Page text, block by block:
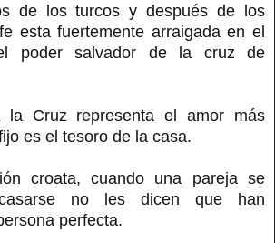
de los turcos y después de los
esta fuertemente arraigada en el
poder salvador de la cruz de
la Cruz representa el amor más
es el tesoro de la casa.
croata, cuando una pareja se
no les dicen que han
perfecta.